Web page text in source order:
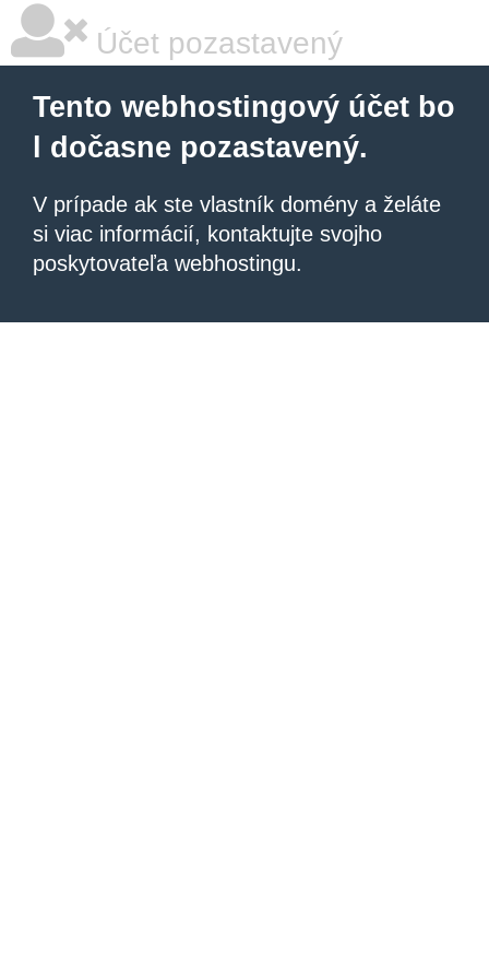
Účet pozastavený
Tento webhostingový účet bo
l dočasne pozastavený.
V prípade ak ste vlastník domény a želáte
si viac informácií, kontaktujte svojho
poskytovateľa webhostingu.